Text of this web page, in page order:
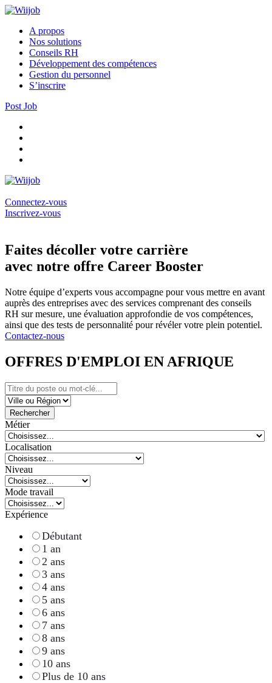
A propos
Nos solutions
Conseils RH
Développement des compétences
Gestion du personnel
S’inscrire
Post Job
Connectez-vous
Inscrivez-vous
Faites décoller votre carrière
avec notre offre Career Booster
Notre équipe d’experts vous accompagne pour vous mettre en avant
auprès des entreprises avec des services comprenant des conseils
RH sur mesure, une évaluation approfondie de vos compétences,
ainsi que des tests de personnalité pour révéler votre plein potentiel.
Contactez-nous
OFFRES D'EMPLOI EN AFRIQUE
Rechercher
Métier
Localisation
Niveau
Mode travail
Expérience
Débutant
1 an
2 ans
3 ans
4 ans
5 ans
6 ans
7 ans
8 ans
9 ans
10 ans
Plus de 10 ans